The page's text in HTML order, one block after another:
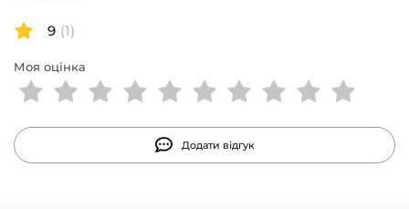
9 (1)
Моя оцінка
Додати відгук